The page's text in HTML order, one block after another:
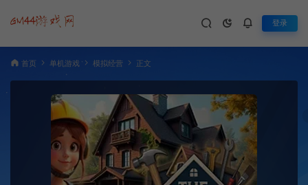
登录
首页 单机游戏 模拟经营 正文